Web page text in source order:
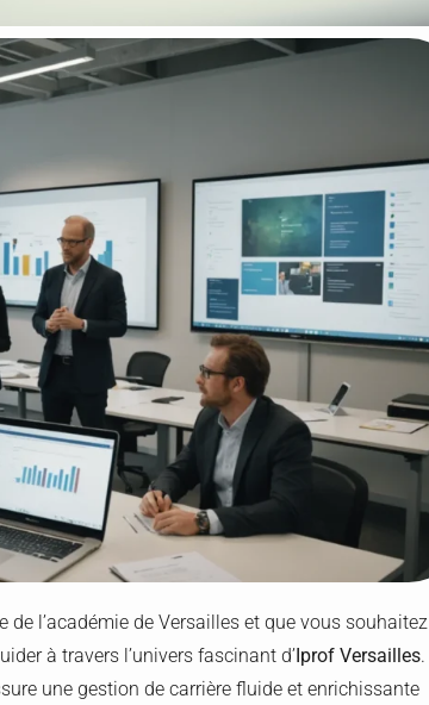
l’académie de Versailles et que vous souhaitez
à travers l’univers fascinant d’ Iprof Versailles.
une gestion de carrière fluide et enrichissante